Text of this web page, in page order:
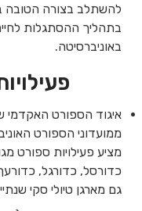
בתהליך ההסתגלות
באוניברסיטה.
ממועדוני הספורט
מציע פעילויות ספורט
כדורסל, כדורגל,
גם מארגן טיולי סקי